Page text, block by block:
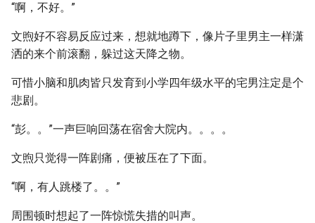
“啊，不好。”
文煦好不容易反应过来，想就地蹲下，像片子里男主一样潇
洒的来个前滚翻，躲过这天降之物。
可惜小脑和肌肉皆只发育到小学四年级水平的宅男注定是个
悲剧。
“彭。。”一声巨响回荡在宿舍大院内。。。。
文煦只觉得一阵剧痛，便被压在了下面。
“啊，有人跳楼了。。”
周围顿时想起了一阵惊慌失措的叫声。